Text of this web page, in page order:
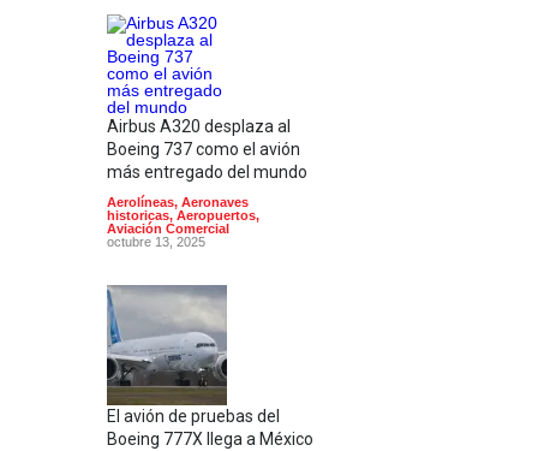
Airbus A320 desplaza al
Boeing 737 como el avión
más entregado del mundo
Aerolíneas, Aeronaves
historicas, Aeropuertos,
Aviación Comercial
octubre 13, 2025
El avión de pruebas del
Boeing 777X llega a México